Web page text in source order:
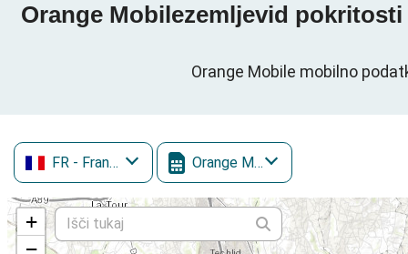
Orange Mobilezemljevid
Orange Mobile mobilno
FR - Francija Orange Mobile
+
−